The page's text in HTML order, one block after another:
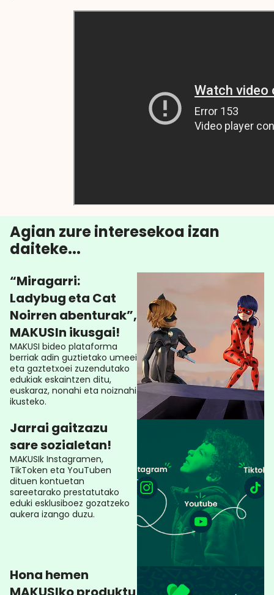
Agian zure interesekoa izan
daiteke...
“Miragarri:
Ladybug eta Cat
Noirren abenturak”,
MAKUSIn ikusgai!
MAKUSI bideo plataforma
berriak adin guztietako umeei
eta gaztetxoei zuzendutako
edukiak eskaintzen ditu,
euskaraz, nonahi eta noiznahi
ikusteko.
Jarrai gaitzazu
sare sozialetan!
MAKUSIk Instagramen,
TikToken eta YouTuben
dituen kontuetan
sareetarako prestatutako
eduki esklusiboez gozatzeko
aukera izango duzu.
Hona hemen